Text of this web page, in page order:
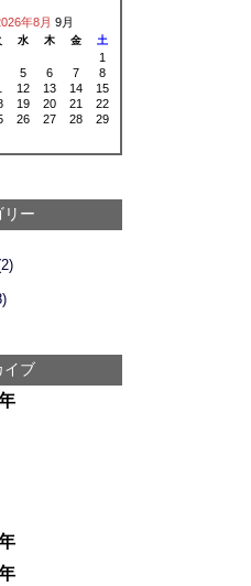
年8月 9月
水 木 金 土
1
5 6 7
8
12 13 14
15
19 20 21
22
26 27 28
29
リー
イブ